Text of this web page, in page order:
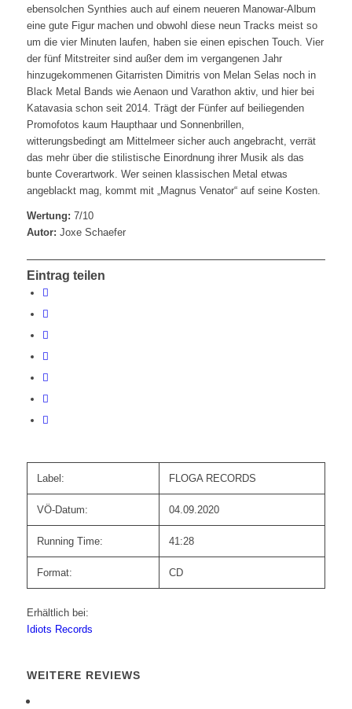
ebensolchen Synthies auch auf einem neueren Manowar-Album
eine gute Figur machen und obwohl diese neun Tracks meist so
um die vier Minuten laufen, haben sie einen epischen Touch. Vier
der fünf Mitstreiter sind außer dem im vergangenen Jahr
hinzugekommenen Gitarristen Dimitris von Melan Selas noch in
Black Metal Bands wie Aenaon und Varathon aktiv, und hier bei
Katavasia schon seit 2014. Trägt der Fünfer auf beiliegenden
Promofotos kaum Haupthaar und Sonnenbrillen,
witterungsbedingt am Mittelmeer sicher auch angebracht, verrät
das mehr über die stilistische Einordnung ihrer Musik als das
bunte Coverartwork. Wer seinen klassischen Metal etwas
angeblackt mag, kommt mit „Magnus Venator“ auf seine Kosten.
Wertung: 7/10
Autor: Joxe Schaefer
Eintrag teilen
Label: FLOGA RECORDS
VÖ-Datum: 04.09.2020
Running Time: 41:28
Format: CD
Erhältlich bei:
Idiots Records
WEITERE REVIEWS